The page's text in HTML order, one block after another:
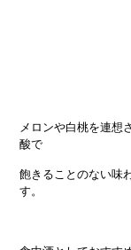
メロンや白桃を連想
酸で
飽きることのない味
す。